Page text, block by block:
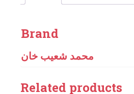
Brand
محمد شعیب خان
Related products